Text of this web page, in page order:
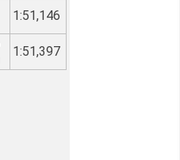
1:51,146
1:51,397